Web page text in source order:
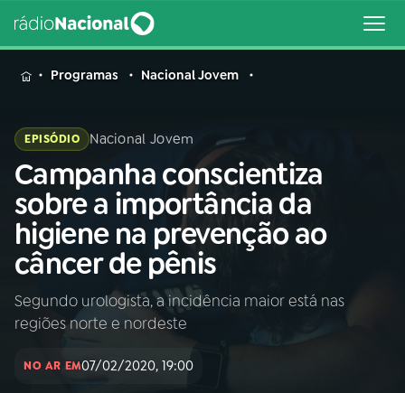
MENU
Buscar
na
Rádio
Nacional
Buscar
AO VIVO
01 INÍCIO
Programas Nacional Jovem
EPISÓDIO Nacional Jovem
Campanha conscientiza
sobre a importância da
higiene na prevenção ao
câncer de pênis
Segundo urologista, a incidência maior está nas
regiões norte e nordeste
NO AR EM07/02/2020, 19:00